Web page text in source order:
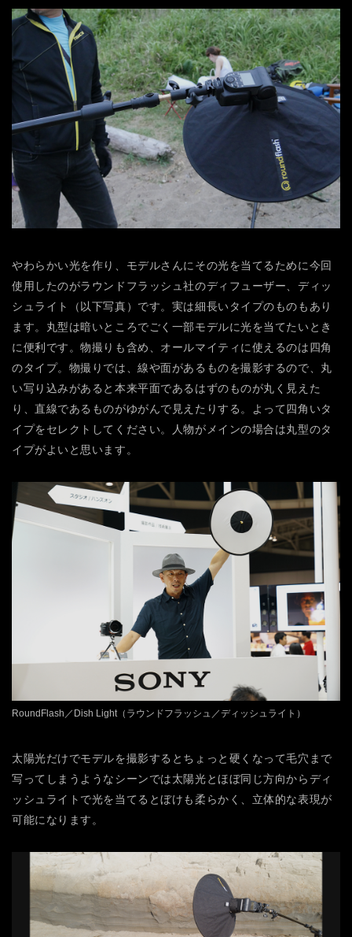
やわらかい光を作り、モデルさんにその光を当てるために今回
使用したのがラウンドフラッシュ社のディフューザー、ディッ
シュライト（以下写真）です。実は細長いタイプのものもあり
ます。丸型は暗いところでごく一部モデルに光を当てたいとき
に便利です。物撮りも含め、オールマイティに使えるのは四角
のタイプ。物撮りでは、線や面があるものを撮影するので、丸
い写り込みがあると本来平面であるはずのものが丸く見えた
り、直線であるものがゆがんで見えたりする。よって四角いタ
イプをセレクトしてください。人物がメインの場合は丸型のタ
イプがよいと思います。
RoundFlash／Dish Light（ラウンドフラッシュ／ディッシュライト）
太陽光だけでモデルを撮影するとちょっと硬くなって毛穴まで
写ってしまうようなシーンでは太陽光とほぼ同じ方向からディ
ッシュライトで光を当てるとぼけも柔らかく、立体的な表現が
可能になります。